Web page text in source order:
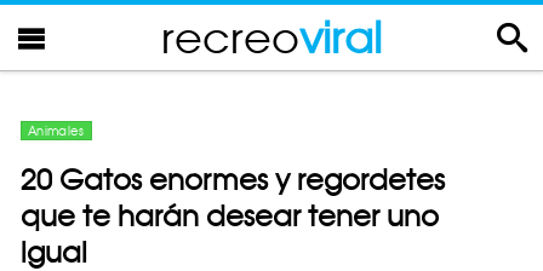
recreoviral
Animales
20 Gatos enormes y regordetes
que te harán desear tener uno
igual